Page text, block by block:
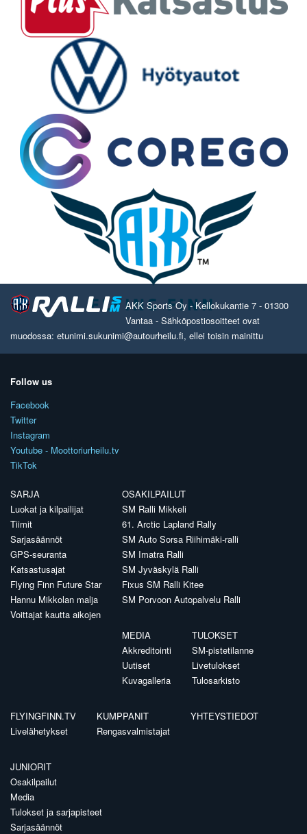
AKK Sports Oy - Kellokukantie 7 - 01300
Vantaa - Sähköpostiosoitteet ovat
muodossa: etunimi.sukunimi@autourheilu.fi, ellei toisin mainittu
Follow us
Facebook
Twitter
Instagram
Youtube - Moottoriurheilu.tv
TikTok
SARJA
Luokat ja kilpailijat
Tiimit
Sarjasäännöt
GPS-seuranta
Katsastusajat
Flying Finn Future Star
Hannu Mikkolan malja
Voittajat kautta aikojen
OSAKILPAILUT
SM Ralli Mikkeli
61. Arctic Lapland Rally
SM Auto Sorsa Riihimäki-ralli
SM Imatra Ralli
SM Jyväskylä Ralli
Fixus SM Ralli Kitee
SM Porvoon Autopalvelu Ralli
MEDIA
Akkreditointi
Uutiset
Kuvagalleria
TULOKSET
SM-pistetilanne
Livetulokset
Tulosarkisto
FLYINGFINN.TV
Livelähetykset
KUMPPANIT
Rengasvalmistajat
YHTEYSTIEDOT
JUNIORIT
Osakilpailut
Media
Tulokset ja sarjapisteet
Sarjasäännöt